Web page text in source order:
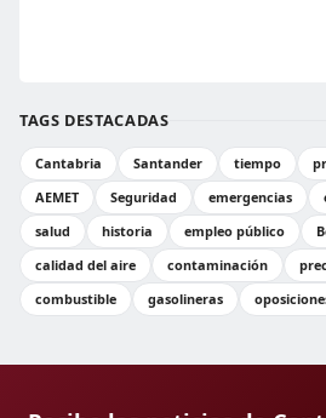
TAGS DESTACADAS
Cantabria Santander tiempo
AEMET
Seguridad emergencias
salud
historia empleo público
calidad del aire
contaminación
combustible
gasolineras